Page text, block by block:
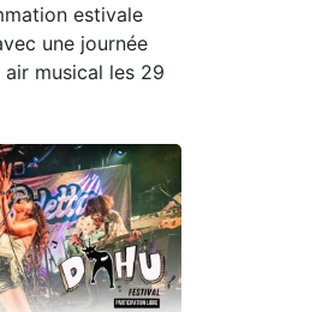
estivale
une journée
musical les 29